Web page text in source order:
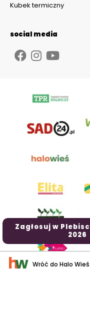
Zagłosuj w
2026
Kubek termiczny
social media
Wróć do Halo Wieś